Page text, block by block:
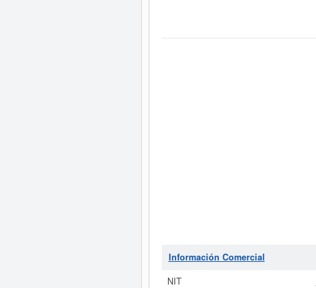
Información Comercial
NIT